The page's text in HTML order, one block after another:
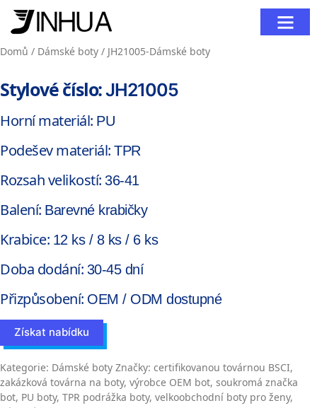
Domů / Dámské boty / JH21005-Dámské boty
Stylové číslo:JH21005
Horní materiál: PU
Podešev materiál: TPR
Rozsah velikostí: 36-41
Balení: Barevné krabičky
Krabice: 12 ks / 8 ks / 6 ks
Doba dodání: 30-45 dní
Přizpůsobení: OEM / ODM dostupné
Získat nabídku
Kategorie: Dámské boty Značky: certifikovanou továrnou BSCI,
zakázková továrna na boty, výrobce OEM bot, soukromá značka
bot, PU boty, TPR podrážka boty, velkoobchodní boty pro ženy,